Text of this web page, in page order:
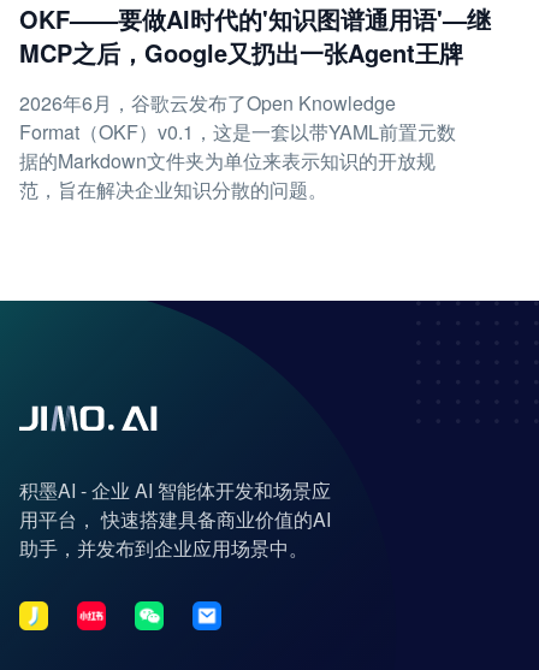
OKF——要做AI时代的'知识图谱通用语'—继
MCP之后，Google又扔出一张Agent王牌
2026年6月，谷歌云发布了Open Knowledge
Format（OKF）v0.1，这是一套以带YAML前置元数
据的Markdown文件夹为单位来表示知识的开放规
范，旨在解决企业知识分散的问题。
积墨AI - 企业 AI 智能体开发和场景应
用平台， 快速搭建具备商业价值的AI
助手，并发布到企业应用场景中。